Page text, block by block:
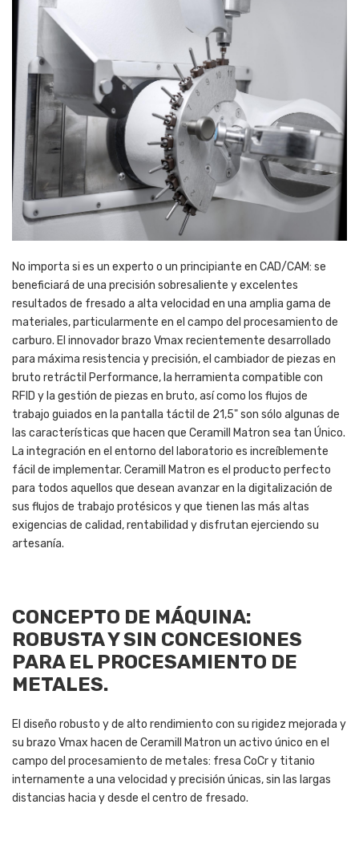
No importa si es un experto o un principiante en CAD/CAM: se
beneficiará de una precisión sobresaliente y excelentes
resultados de fresado a alta velocidad en una amplia gama de
materiales, particularmente en el campo del procesamiento de
carburo. El innovador brazo Vmax recientemente desarrollado
para máxima resistencia y precisión, el cambiador de piezas en
bruto retráctil Performance, la herramienta compatible con
RFID y la gestión de piezas en bruto, así como los flujos de
trabajo guiados en la pantalla táctil de 21,5" son sólo algunas de
las características que hacen que Ceramill Matron sea tan Único.
La integración en el entorno del laboratorio es increíblemente
fácil de implementar. Ceramill Matron es el producto perfecto
para todos aquellos que desean avanzar en la digitalización de
sus flujos de trabajo protésicos y que tienen las más altas
exigencias de calidad, rentabilidad y disfrutan ejerciendo su
artesanía.
CONCEPTO DE MÁQUINA:
ROBUSTA Y SIN CONCESIONES
PARA EL PROCESAMIENTO DE
METALES.
El diseño robusto y de alto rendimiento con su rigidez mejorada y
su brazo Vmax hacen de Ceramill Matron un activo único en el
campo del procesamiento de metales: fresa CoCr y titanio
internamente a una velocidad y precisión únicas, sin las largas
distancias hacia y desde el centro de fresado.